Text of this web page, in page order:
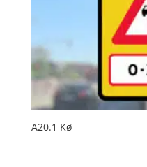
A20.1 Kø